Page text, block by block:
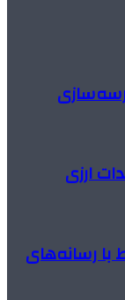
رسانه‌های